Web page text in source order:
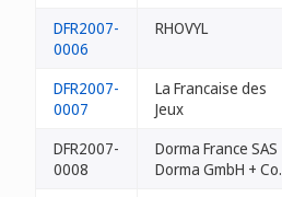
DFR2007-
0006
RHOVYL
DFR2007-
0007
La Francaise des
Jeux
DFR2007-
0008
Dorma France SAS
Dorma GmbH + Co.